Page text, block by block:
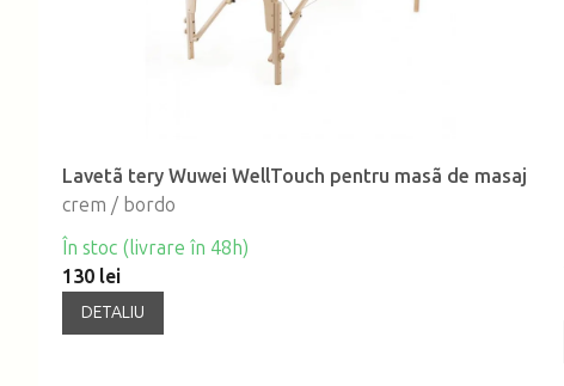
Lavetã tery Wuwei WellTouch pentru masã de masaj
crem / bordo
În stoc (livrare în 48h)
130 lei
DETALIU